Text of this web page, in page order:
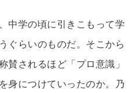
中学の頃に引きこもって学
ぐらいのものだ。そこから
賛されるほど「プロ意識」
身につけていったのか。乃